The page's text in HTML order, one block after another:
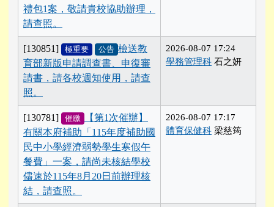
禮包1案，敬請貴校協助辦理，
請查照。
[130851] 極重要 公告 檢送教
育部新版申請調查書、申復審
請書，請各校週知使用，請查
照。
2026-08-07 17:24
學務管理科 石之妍
[130781] 催繳
【第1次催辦】
有關本府補助「115年度補助國
民中小學經濟弱勢學生寒假午
餐費」一案，請尚未核結學校
儘速於115年8月20日前辦理核
結，請查照。
2026-08-07 17:17
體育保健科 梁慈筠